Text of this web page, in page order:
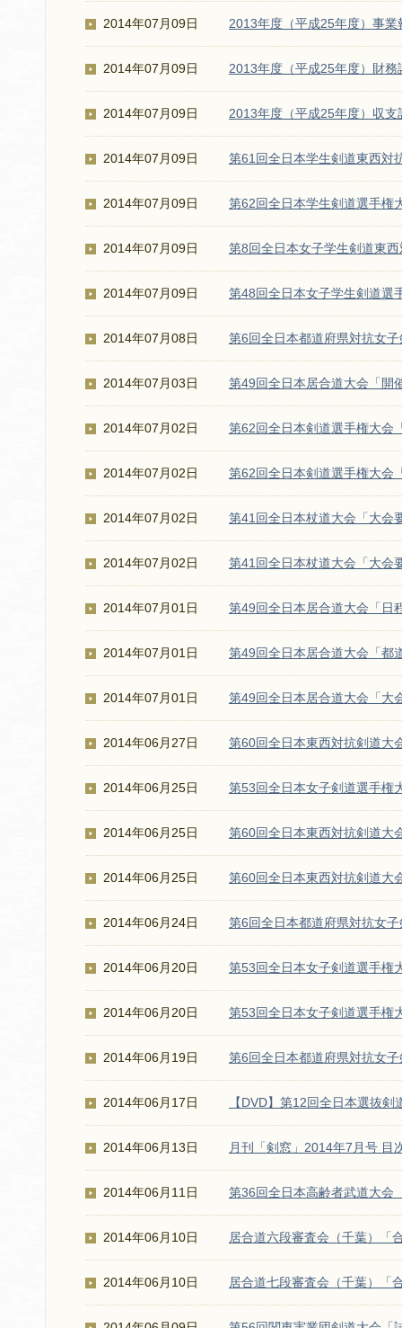
2014年07月09日 2013年度（平成25年度）事業
2014年07月09日 2013年度（平成25年度）財務
2014年07月09日 2013年度（平成25年度）収支
2014年07月09日 第61回全日本学生剣道東西対
2014年07月09日 第62回全日本学生剣道選手権
2014年07月09日 第8回全日本女子学生剣道東
2014年07月09日 第48回全日本女子学生剣道選
2014年07月08日 第6回全日本都道府県対抗女
2014年07月03日 第49回全日本居合道大会「開
2014年07月02日 第62回全日本剣道選手権大会
2014年07月02日 第62回全日本剣道選手権大会
2014年07月02日 第41回全日本杖道大会「大会
2014年07月02日 第41回全日本杖道大会「大会
2014年07月01日 第49回全日本居合道大会「日
2014年07月01日 第49回全日本居合道大会「都
2014年07月01日 第49回全日本居合道大会「大
2014年06月27日 第60回全日本東西対抗剣道大
2014年06月25日 第53回全日本女子剣道選手権
2014年06月25日 第60回全日本東西対抗剣道大
2014年06月25日 第60回全日本東西対抗剣道大
2014年06月24日 第6回全日本都道府県対抗女
2014年06月20日 第53回全日本女子剣道選手権
2014年06月20日 第53回全日本女子剣道選手権
2014年06月19日 第6回全日本都道府県対抗女
2014年06月17日 【DVD】第12回全日本選抜
2014年06月13日 月刊「剣窓」2014年7月号 目
2014年06月11日 第36回全日本高齢者武道大会
2014年06月10日 居合道六段審査会（千葉）「
2014年06月10日 居合道七段審査会（千葉）「